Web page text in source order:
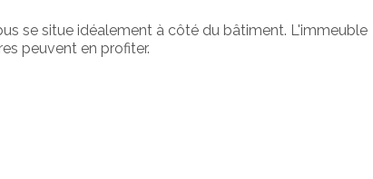
se situe idéalement à côté du bâtiment. L'immeuble
peuvent en profiter.